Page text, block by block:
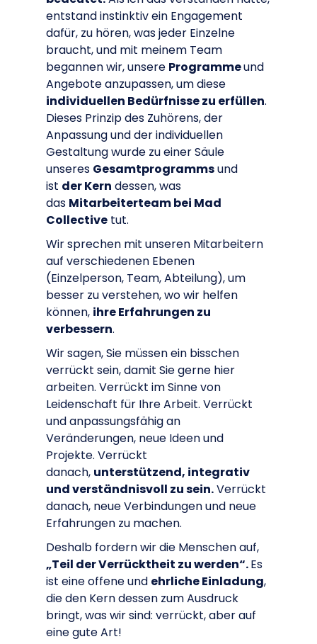
entstand instinktiv ein Engagement
dafür, zu hören, was jeder Einzelne
braucht, und mit meinem Team
begannen wir, unsere Programmeund
Angebote anzupassen, um diese
individuellen Bedürfnisse zu erfüllen.
Dieses Prinzip des Zuhörens, der
Anpassung und der individuellen
Gestaltung wurde zu einer Säule
unseres Gesamtprogrammsund
ist der Kern dessen, was
das Mitarbeiterteam bei Mad
Collective tut.
Wir sprechen mit unseren Mitarbeitern
auf verschiedenen Ebenen
(Einzelperson, Team, Abteilung), um
besser zu verstehen, wo wir helfen
können, ihre Erfahrungen zu
verbessern.
Wir sagen, Sie müssen ein bisschen
verrückt sein, damit Sie gerne hier
arbeiten. Verrückt im Sinne von
Leidenschaft für Ihre Arbeit. Verrückt
und anpassungsfähig an
Veränderungen, neue Ideen und
Projekte. Verrückt
danach, unterstützend, integrativ
und verständnisvoll zu sein.Verrückt
danach, neue Verbindungen und neue
Erfahrungen zu machen.
Deshalb fordern wir die Menschen auf,
„Teil der Verrücktheit zu werden“.Es
ist eine offene und ehrliche Einladung,
die den Kern dessen zum Ausdruck
bringt, was wir sind: verrückt, aber auf
eine gute Art!